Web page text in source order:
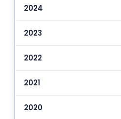
2024
2023
2022
2021
2020